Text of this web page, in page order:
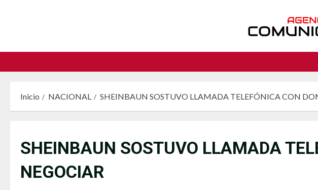
Inicio NACIONAL SHEINBAUN SOSTUVO LLAMADA TELEFÓNICA CON
SHEINBAUN SOSTUVO LLAMADA
NEGOCIAR